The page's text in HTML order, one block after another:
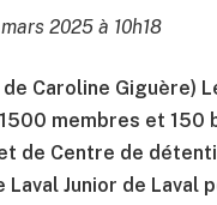
2025 à 10h18
Caroline Giguère)
membres et 150
de Centre de
Laval Junior de Laval